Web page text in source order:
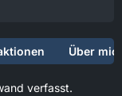
Über
verfasst.